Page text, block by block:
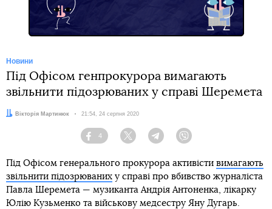
Новини
Під Офісом генпрокурора вимагають
звільнити підозрюваних у справі Шеремета
Автор:Вікторія Мартинюк Дата:
21:54, 24 серпня 2020
Facebook
4
Twitter TelegramViber
Під Офісом генерального прокурора активісти вимагають
звільнити підозрюваних у справі про вбивство журналіста
Павла Шеремета — музиканта Андрія Антоненка, лікарку
Юлію Кузьменко та військову медсестру Яну Дугарь.